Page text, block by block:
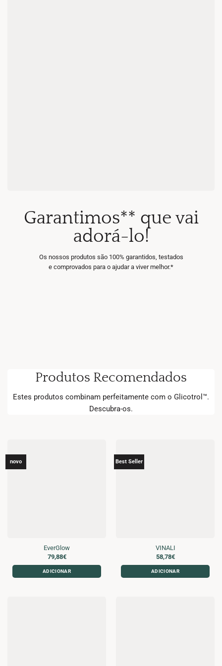
Garantimos** que vai
adorá-lo!
Os nossos produtos são 100% garantidos, testados
e comprovados para o ajudar a viver melhor.*
Produtos Recomendados
Estes produtos combinam perfeitamente com o Glicotrol™.
Descubra-os.
novo
EverGlow
79,88€
ADICIONAR
Best Seller
VINALI
58,78€
ADICIONAR